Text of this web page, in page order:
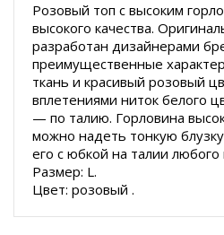
Розовый топ с высоким
высокого качества.
разработан дизайнерами
преимущественные
ткань и красивый розовый
вплетениями ниток белого
— по талию. Горловина
можно надеть тонкую
его с юбкой на талии любого
Размер: L.
Цвет: розовый .